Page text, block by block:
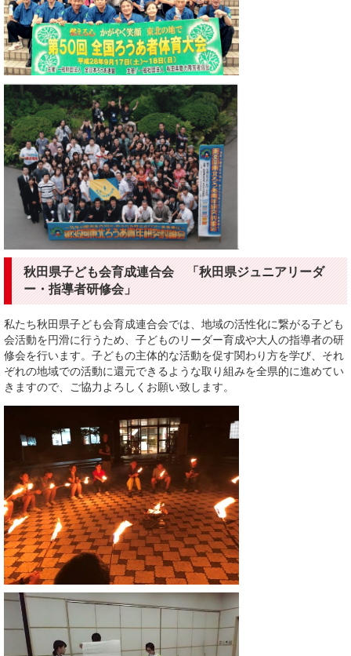
秋田県子ども会育成連合会 「秋田県ジュニアリーダ
ー・指導者研修会」
私たち秋田県子ども会育成連合会では、地域の活性化に繋がる子ども
会活動を円滑に行うため、子どものリーダー育成や大人の指導者の研
修会を行います。子どもの主体的な活動を促す関わり方を学び、それ
ぞれの地域での活動に還元できるような取り組みを全県的に進めてい
きますので、ご協力よろしくお願い致します。